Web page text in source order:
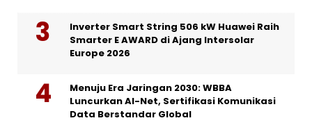
Inverter Smart String 506 kW Huawei Raih
Smarter E AWARD di Ajang Intersolar
Europe 2026
Menuju Era Jaringan 2030: WBBA
Luncurkan AI-Net, Sertifikasi Komunikasi
Data Berstandar Global